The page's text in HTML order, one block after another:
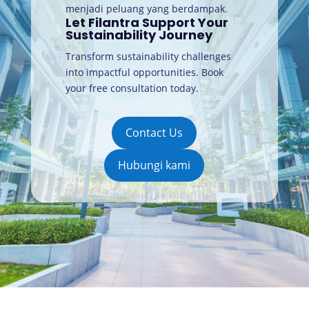
menjadi peluang yang berdampak.
Let Filantra Support Your
Sustainability Journey
Transform sustainability challenges
into impactful opportunities. Book
your free consultation today.
Contact Us
Hubungi kami